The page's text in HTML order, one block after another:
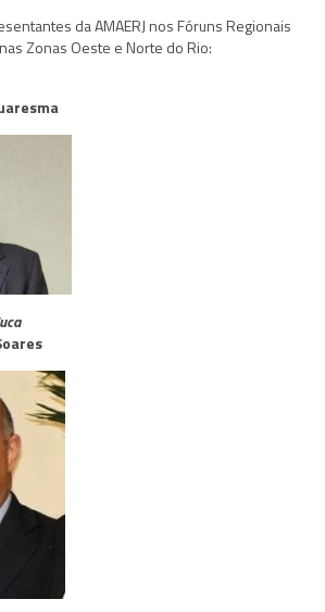
da AMAERJ nos Fóruns Regionais
Zonas Oeste e Norte do Rio: